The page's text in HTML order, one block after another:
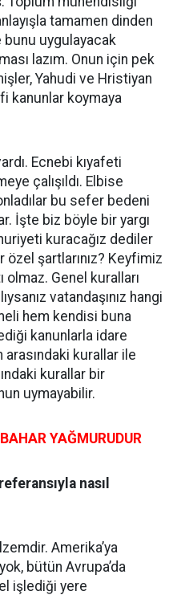
tamamen dinden
bunu uygulayacak
lazım. Onun için pek
Yahudi ve Hristiyan
kanunlar koymaya
Ecnebi kıyafeti
çalışıldı. Elbise
bu sefer bedeni
İşte biz böyle bir yargı
kuracağız dediler
özel şartlarınız? Keyfimiz
Genel kuralları
vatandaşınız hangi
hem kendisi buna
kanunlarla idare
kurallar ile
kurallar bir
uymayabilir.
YAĞMURUDUR
nasıl
Amerika’ya
bütün Avrupa’da
işlediği yere